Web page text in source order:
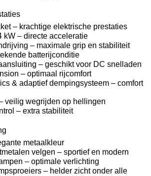
– krachtige elektrische prestaties
kW – directe acceleratie
– maximale grip en stabiliteit
batterijconditie
– geschikt voor DC snelladen
– optimaal rijcomfort
& adaptief dempingsysteem – comfort
veilig wegrijden op hellingen
– extra stabiliteit
metaalkleur
velgen – sportief en modern
– optimale verlichting
– helder zicht onder alle